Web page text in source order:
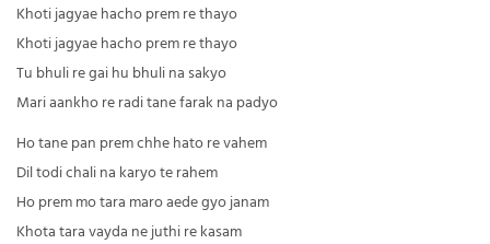
Khoti jagyae hacho prem re thayo
Khoti jagyae hacho prem re thayo
Tu bhuli re gai hu bhuli na sakyo
Mari aankho re radi tane farak na padyo
Ho tane pan prem chhe hato re vahem
Dil todi chali na karyo te rahem
Ho prem mo tara maro aede gyo janam
Khota tara vayda ne juthi re kasam